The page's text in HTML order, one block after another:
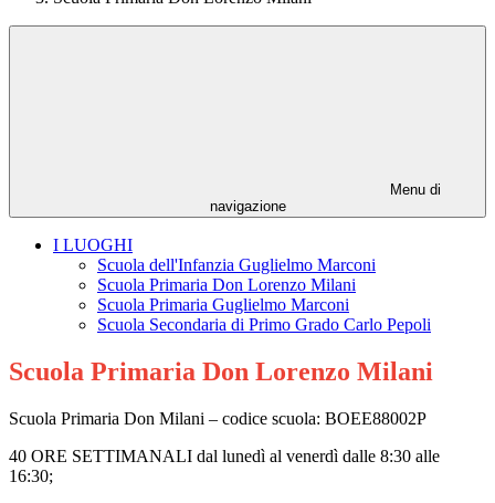
Menu di
navigazione
I LUOGHI
Scuola dell'Infanzia Guglielmo Marconi
Scuola Primaria Don Lorenzo Milani
Scuola Primaria Guglielmo Marconi
Scuola Secondaria di Primo Grado Carlo Pepoli
Scuola Primaria Don Lorenzo Milani
Scuola Primaria Don Milani – codice scuola: BOEE88002P
40 ORE SETTIMANALI dal lunedì al venerdì dalle 8:30 alle
16:30;